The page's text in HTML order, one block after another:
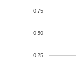
0.25
0.50
0.75